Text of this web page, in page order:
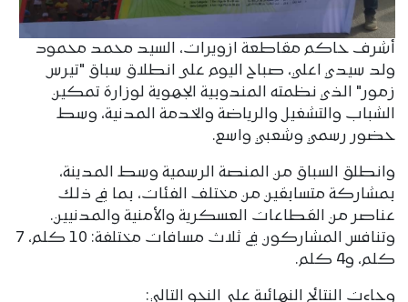
أشرف حاكم مقاطعة ازويرات، السيد محمد محمود
ولد سيدي اعلي، صباح اليوم على انطلاق سباق "تيرس
زمور" الذي نظمته المندوبية الجهوية لوزارة تمكين
الشباب والتشغيل والرياضة والخدمة المدنية، وسط
حضور رسمي وشعبي واسع.
وانطلق السباق من المنصة الرسمية وسط المدينة،
بمشاركة متسابقين من مختلف الفئات، بما في ذلك
عناصر من القطاعات العسكرية والأمنية والمدنيين.
وتنافس المشاركون في ثلاث مسافات مختلفة: 10 كلم، 7
كلم، و4 كلم.
وجاءت النتائج النهائية على النحو التالي: